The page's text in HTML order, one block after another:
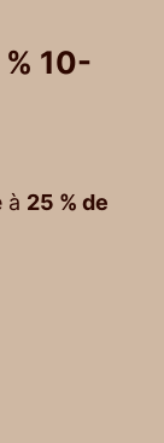
10-
à 25 % de